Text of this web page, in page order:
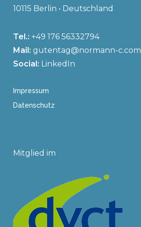
10115 Berlin • Deutschland
Tel.: +49 176 56332794
Mail: gutentag@normann-c.com
Social: LinkedIn
Impressum
Datenschutz
Mitglied im